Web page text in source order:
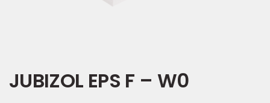
JUBIZOL EPS F – W0